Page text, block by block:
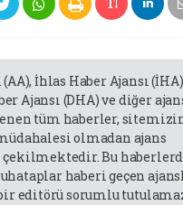
İhlas Haber Ajansı
Ajansı (DHA) ve diğer
tüm haberler,
olmadan ajans
Bu
haberi geçen
editörü sorumlu